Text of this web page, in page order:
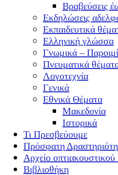
Βραβεύσεις
Εκδηλώσεις
Εκπαιδευτικά
Ελληνική γλώσσα
Γνωμικά –
Πνευματικά
Λογοτεχνία
Γενικά
Εθνικά Θέματα
Μακεδονία
Ιστορικά
Τι Πρεσβεύουμε
Πρόσφατη
Αρχείο οπτιακουστικού
Βιβλιοθήκη